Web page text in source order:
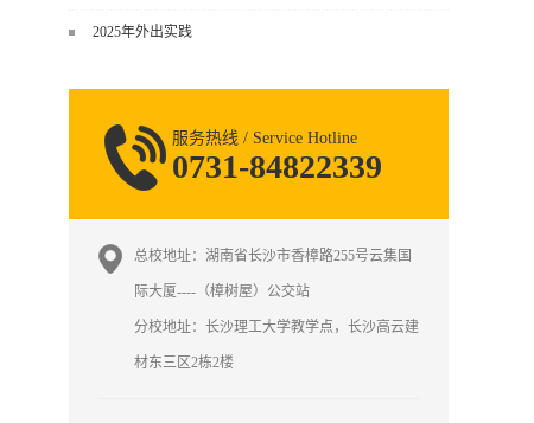
烟、照明、材料耐脏耐磨• 办公空间：
水...
2025年外出实践
服务热线 / Service Hotline
0731-84822339
总校地址：湖南省长沙市香樟路255号云集国
际大厦----（樟树屋）公交站
分校地址：长沙理工大学教学点，长沙高云建
材东三区2栋2楼